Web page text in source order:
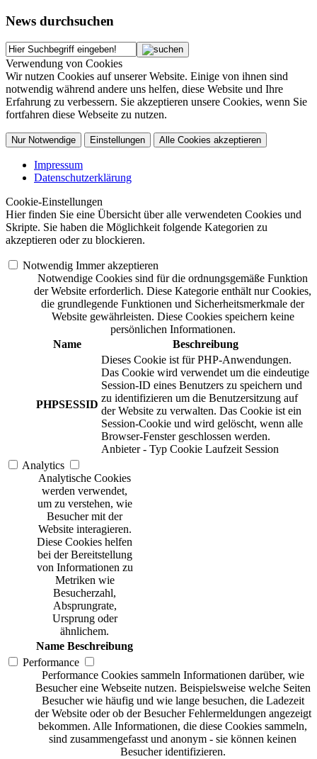
News durchsuchen
Verwendung von Cookies
Wir nutzen Cookies auf unserer Website. Einige von ihnen sind
notwendig während andere uns helfen, diese Website und Ihre
Erfahrung zu verbessern. Sie akzeptieren unsere Cookies, wenn Sie
fortfahren diese Webseite zu nutzen.
Nur Notwendige Einstellungen Alle Cookies akzeptieren
Impressum
Datenschutzerklärung
Cookie-Einstellungen
Hier finden Sie eine Übersicht über alle verwendeten Cookies und
Skripte. Sie haben die Möglichkeit folgende Kategorien zu
akzeptieren oder zu blockieren.
Notwendig Immer akzeptieren
Notwendige Cookies sind für die ordnungsgemäße Funktion
der Website erforderlich. Diese Kategorie enthält nur Cookies,
die grundlegende Funktionen und Sicherheitsmerkmale der
Website gewährleisten. Diese Cookies speichern keine
persönlichen Informationen.
Name
Beschreibung
PHPSESSID
Dieses Cookie ist für PHP-Anwendungen.
Das Cookie wird verwendet um die eindeutige
Session-ID eines Benutzers zu speichern und
zu identifizieren um die Benutzersitzung auf
der Website zu verwalten. Das Cookie ist ein
Session-Cookie und wird gelöscht, wenn alle
Browser-Fenster geschlossen werden.
Anbieter - Typ Cookie Laufzeit Session
Analytics
Analytische Cookies
werden verwendet,
um zu verstehen, wie
Besucher mit der
Website interagieren.
Diese Cookies helfen
bei der Bereitstellung
von Informationen zu
Metriken wie
Besucherzahl,
Absprungrate,
Ursprung oder
ähnlichem.
Name Beschreibung
Performance
Performance Cookies sammeln Informationen darüber, wie
Besucher eine Webseite nutzen. Beispielsweise welche Seiten
Besucher wie häufig und wie lange besuchen, die Ladezeit
der Website oder ob der Besucher Fehlermeldungen angezeigt
bekommen. Alle Informationen, die diese Cookies sammeln,
sind zusammengefasst und anonym - sie können keinen
Besucher identifizieren.